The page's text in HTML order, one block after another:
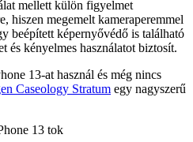
mellett külön figyelmet
hiszen megemelt kameraperemmel
beépített képernyővédő is található
és kényelmes használatot biztosít.
13-at használ és még nincs
Caseology Stratum egy nagyszerű